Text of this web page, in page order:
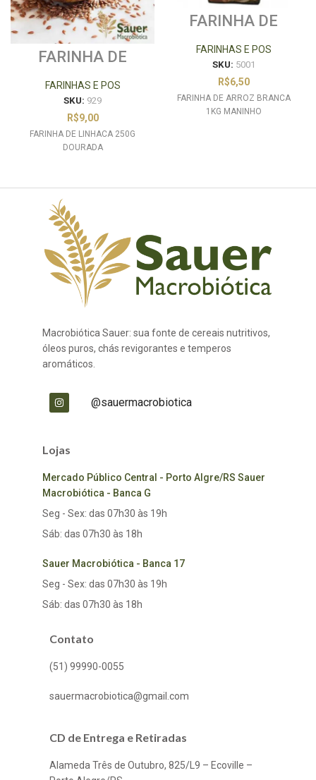
FARINHA DE
DOURADA
FARINHAS E POS
SKU: 929
R$9,00
FARINHA DE LINHACA 250G
DOURADA
FARINHA DE
1KG MANINHO
FARINHAS E POS
SKU: 5001
R$6,50
FARINHA DE ARROZ BRANCA
1KG MANINHO
Macrobiótica Sauer: sua fonte de cereais nutritivos,
óleos puros, chás revigorantes e temperos
aromáticos.
@sauermacrobiotica
Lojas
Mercado Público Central - Porto Algre/RS Sauer
Macrobiótica - Banca G
Seg - Sex: das 07h30 às 19h
Sáb: das 07h30 às 18h
Sauer Macrobiótica - Banca 17
Seg - Sex: das 07h30 às 19h
Sáb: das 07h30 às 18h
Contato
(51) 99990-0055
sauermacrobiotica@gmail.com
CD de Entrega e Retiradas
Alameda Três de Outubro, 825/L9 – Ecoville –